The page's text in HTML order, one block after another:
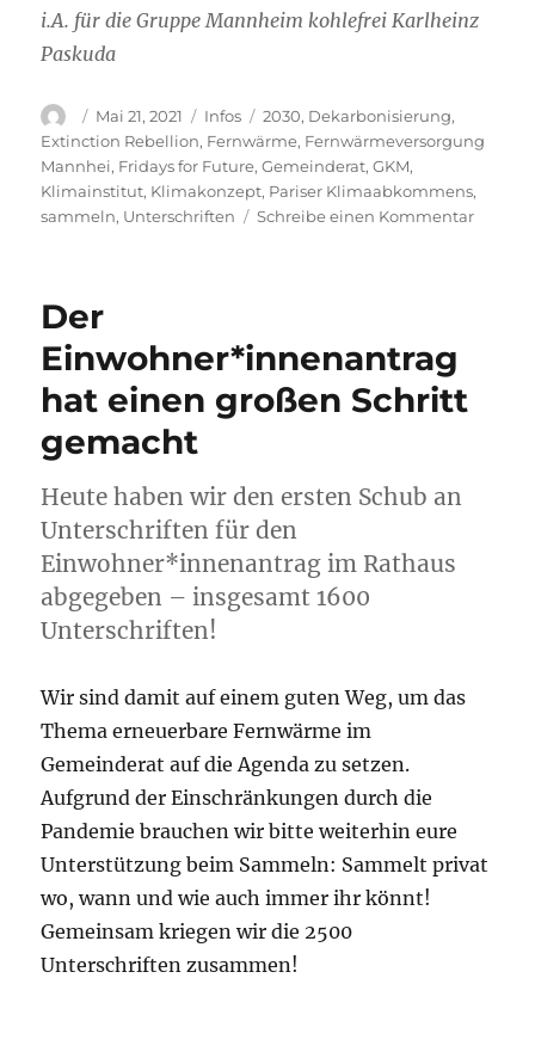
i.A. für die Gruppe Mannheim kohlefrei Karlheinz
Paskuda
Autor
Veröffentlicht
am
Mai 21, 2021 Kategorien
Infos Schlagwörter
2030, Dekarbonisierung,
Extinction Rebellion, Fernwärme, Fernwärmeversorgung
Mannhei, Fridays for Future,Gemeinderat,GKM,
Klimainstitut, Klimakonzept, Pariser Klimaabkommens,
sammeln, Unterschriften Schreibe einen Kommentarzu
Der
Einwohner*innenantrag
hat einen großen Schritt
gemacht
Heute haben wir den ersten Schub an
Unterschriften für den
Einwohner*innenantrag im Rathaus
abgegeben – insgesamt 1600
Unterschriften!
Wir sind damit auf einem guten Weg, um das
Thema erneuerbare Fernwärme im
Gemeinderat auf die Agenda zu setzen.
Aufgrund der Einschränkungen durch die
Pandemie brauchen wir bitte weiterhin eure
Unterstützung beim Sammeln: Sammelt privat
wo, wann und wie auch immer ihr könnt!
Gemeinsam kriegen wir die 2500
Unterschriften zusammen!